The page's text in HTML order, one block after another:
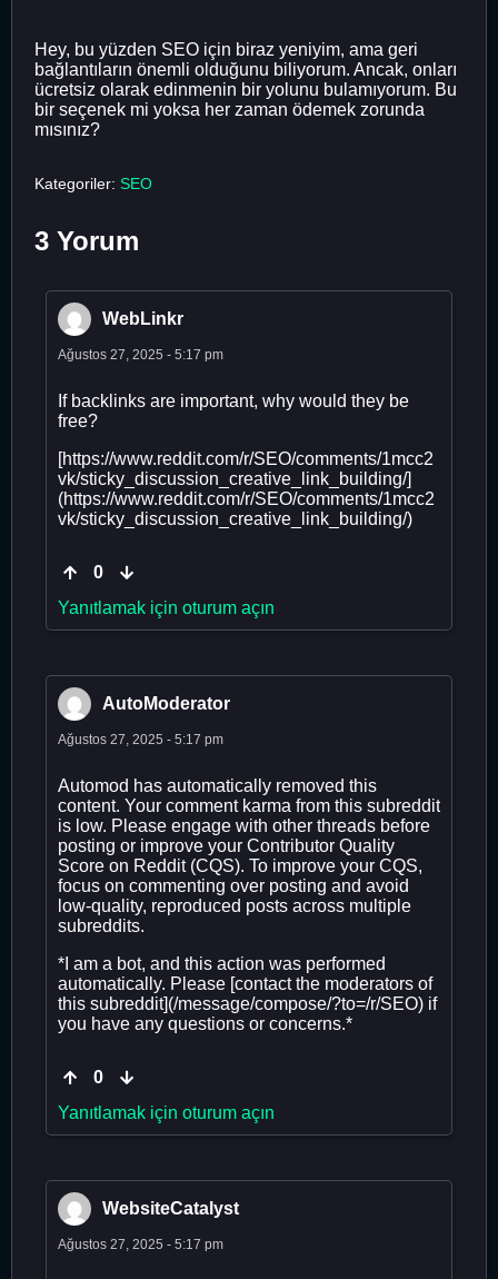
Hey, bu yüzden SEO için biraz yeniyim, ama geri
bağlantıların önemli olduğunu biliyorum. Ancak, onları
ücretsiz olarak edinmenin bir yolunu bulamıyorum. Bu
bir seçenek mi yoksa her zaman ödemek zorunda
mısınız?
Kategoriler: SEO
3 Yorum
WebLinkr
Ağustos 27, 2025 - 5:17 pm
If backlinks are important, why would they be
free?
[https://www.reddit.com/r/SEO/comments/1mcc2
vk/sticky_discussion_creative_link_building/]
(https://www.reddit.com/r/SEO/comments/1mcc2
vk/sticky_discussion_creative_link_building/)
0
Yanıtlamak için oturum açın
AutoModerator
Ağustos 27, 2025 - 5:17 pm
Automod has automatically removed this
content. Your comment karma from this subreddit
is low. Please engage with other threads before
posting or improve your Contributor Quality
Score on Reddit (CQS). To improve your CQS,
focus on commenting over posting and avoid
low-quality, reproduced posts across multiple
subreddits.
*I am a bot, and this action was performed
automatically. Please [contact the moderators of
this subreddit](/message/compose/?to=/r/SEO) if
you have any questions or concerns.*
0
Yanıtlamak için oturum açın
WebsiteCatalyst
Ağustos 27, 2025 - 5:17 pm